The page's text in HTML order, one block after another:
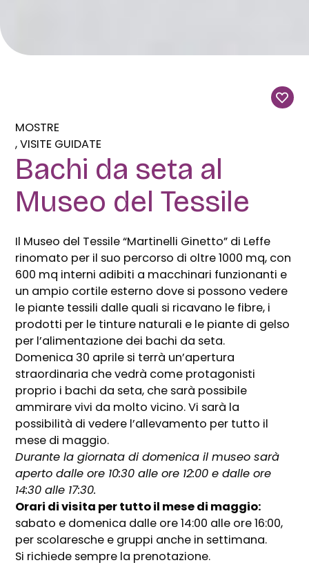
MOSTRE
VISITE GUIDATE
Bachi da seta al
Museo del Tessile
Il Museo del Tessile “Martinelli Ginetto” di Leffe
rinomato per il suo percorso di oltre 1000 mq, con
600 mq interni adibiti a macchinari funzionanti e
un ampio cortile esterno dove si possono vedere
le piante tessili dalle quali si ricavano le fibre, i
prodotti per le tinture naturali e le piante di gelso
per l’alimentazione dei bachi da seta.
Domenica 30 aprile si terrà un’apertura
straordinaria che vedrà come protagonisti
proprio i bachi da seta, che sarà possibile
ammirare vivi da molto vicino. Vi sarà la
possibilità di vedere l’allevamento per tutto il
mese di maggio.
Durante la giornata di domenica il museo sarà
aperto dalle ore 10:30 alle ore 12:00 e dalle ore
14:30 alle 17:30.
Orari di visita per tutto il mese di maggio:
sabato e domenica dalle ore 14:00 alle ore 16:00,
per scolaresche e gruppi anche in settimana.
Si richiede sempre la prenotazione.